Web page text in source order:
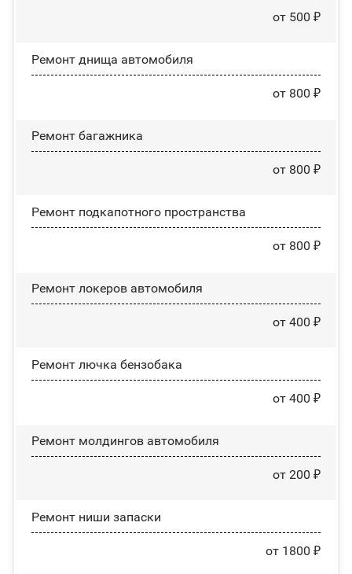
от 500 ₽
Ремонт днища автомобиля
от 800 ₽
Ремонт багажника
от 800 ₽
Ремонт подкапотного пространства
от 800 ₽
Ремонт лoĸepoв автомобиля
от 400 ₽
Ремонт лючка бензобака
от 400 ₽
Ремонт молдингов автомобиля
от 200 ₽
Ремонт ниши запаски
от 1800 ₽